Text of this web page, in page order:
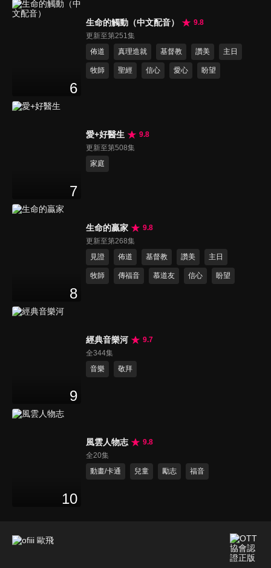
6
生命的觸動（中文配音）
9.8
更新至第251集
佈道
真理造就 基督教 讚美 主日
牧師 聖經 信心 愛心 盼望
7
愛+好醫生
9.8
更新至第508集
家庭
8
生命的贏家
9.8
更新至第268集
見證
佈道 基督教 讚美 主日
牧師 傳福音 慕道友 信心 盼望
9
經典音樂河
9.7
全344集
音樂
敬拜
10
風雲人物志
9.8
全20集
動畫/卡通
兒童 勵志 福音